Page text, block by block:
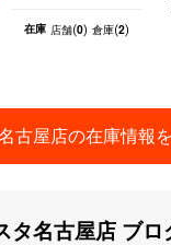
在庫 店舗(0) 倉庫(2)
古屋店の在庫情報 を
タ名古屋店 ブロ